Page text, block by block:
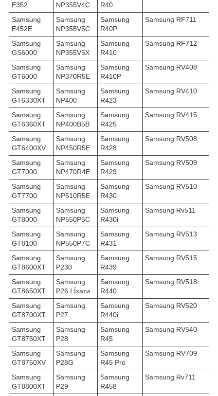
E352
NP355V4C
R40
Samsung
E452E
Samsung
NP355V5C
Samsung
R40P
Samsung RF711
Samsung
GS6000
Samsung
NP355V5X
Samsung
R410
Samsung RF712
Samsung
GT6000
Samsung
NP370R5E
Samsung
R410P
Samsung RV408
Samsung
GT6330XT
Samsung
NP400
Samsung
R423
Samsung RV410
Samsung
GT6360XT
Samsung
NP400B5B
Samsung
R425
Samsung RV415
Samsung
GT6400XV
Samsung
NP450R5E
Samsung
R428
Samsung RV508
Samsung
GT7000
Samsung
NP470R4E
Samsung
R429
Samsung RV509
Samsung
GT7700
Samsung
NP510R5E
Samsung
R430
Samsung RV510
Samsung
GT8000
Samsung
NP550P5C
Samsung
R430i
Samsung Rv511
Samsung
GT8100
Samsung
NP550P7C
Samsung
R431
Samsung RV513
Samsung
GT8600XT
Samsung
P230
Samsung
R439
Samsung RV515
Samsung
GT8650XT
Samsung
P26 І Їхати
Samsung
R440
Samsung RV518
Samsung
GT8700XT
Samsung
P27
Samsung
R440i
Samsung RV520
Samsung
GT8750XT
Samsung
P28
Samsung
R45
Samsung RV540
Samsung
GT8750XV
Samsung
P28G
Samsung
R45 Pro
Samsung RV709
Samsung
GT8800XT
Samsung
P29
Samsung
R458
Samsung Rv711